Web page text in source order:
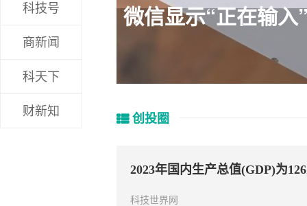
科技号
商新闻
科天下
财新知
《王者荣耀》新英
创投圈
2023年国内生产总值(GDP)为
科技世界网